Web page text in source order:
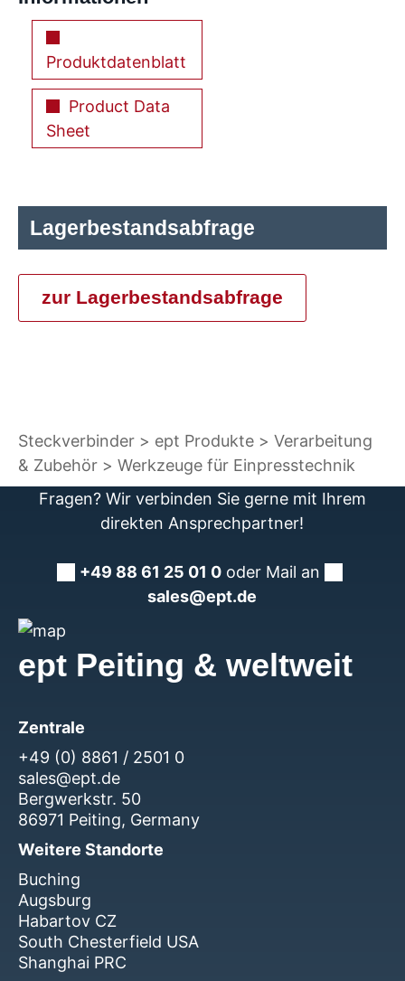
Produktdatenblatt
Product Data
Sheet
Lagerbestandsabfrage
zur Lagerbestandsabfrage
Steckverbinder ept Produkte
Verarbeitung
& Zubehör
Werkzeuge für Einpresstechnik
Fragen? Wir verbinden Sie gerne mit Ihrem
direkten Ansprechpartner!
+49 88 61 25 01 0 oder Mail an
sales@ept.de
ept Peiting & weltweit
Zentrale
+49 (0) 8861 / 2501 0
sales@ept.de
Bergwerkstr. 50
86971 Peiting, Germany
Weitere Standorte
Buching
Augsburg
Habartov CZ
South Chesterfield USA
Shanghai PRC